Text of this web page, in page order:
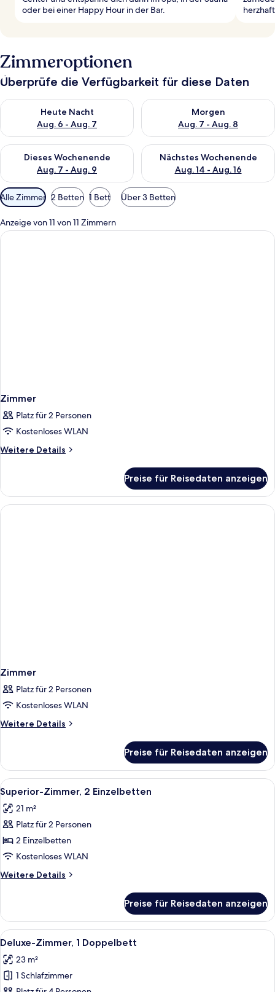
oder bei einer Happy Hour in der Bar.
Zimmeroptionen
Überprüfe die Verfügbarkeit für diese Daten
Heute Nacht
Aug. 6 - Aug. 7
Überprüfe die Verfügbarkeit für heute Nacht, Aug. 6 - Aug. 7.
Morgen
Aug. 7 - Aug. 8
Überprüfe die Verfügbarkeit
Dieses Wochenende
Aug. 7 - Aug. 9
Überprüfe die Verfügbarkeit für dieses Wochenende, Aug. 7
Nächstes Wochenende
Aug. 14 - Aug. 16
Überprüfe die Verfügbarkeit
Verfügbare
Filter
für
Zimmer
Alle Zimmer 2 Betten 1 Bett Über 3 Betten
Anzeige von 11 von 11 Zimmern
Zimmer
Platz für 2 Personen
Kostenloses WLAN
Weitere Details
Weitere
Preise für Reisedaten anzeigen
Zimmer
Platz für 2 Personen
Kostenloses WLAN
Weitere Details
Weitere
Preise für Reisedaten anzeigen
Alle
Fotos
für
Superior-
Zimmer,
2 Einzelbetten
anzeigen
Ein Zimmer mit Wandtapete mit
7
Superior-Zimmer, 2 Einzelbetten
21 m²
Platz für 2 Personen
2 Einzelbetten
Kostenloses WLAN
Weitere Details
Weitere
Zimmer,
2 Einzelbetten
Preise für Reisedaten anzeigen
Alle
Fotos
für
Deluxe-
Ein modernes Hotelzimmer mit Bett,
7
Deluxe-Zimmer, 1 Doppelbett
23 m²
1 Schlafzimmer